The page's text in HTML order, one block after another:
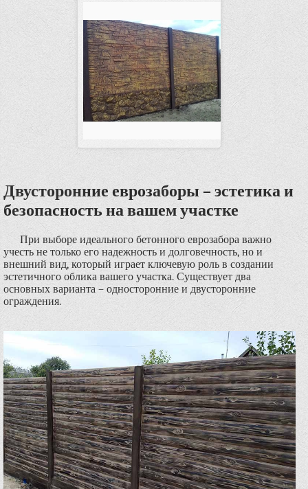
Двусторонние еврозаборы – эстетика и
безопасность на вашем участке
При выборе идеального бетонного еврозабора важно
учесть не только его надежность и долговечность, но и
внешний вид, который играет ключевую роль в создании
эстетичного облика вашего участка. Существует два
основных варианта – односторонние и двусторонние
ограждения.